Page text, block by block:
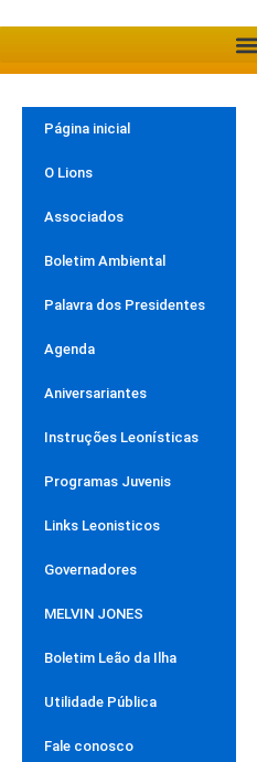
Página inicial
O Lions
Associados
Boletim Ambiental
Palavra dos Presidentes
Agenda
Aniversariantes
Instruções Leonísticas
Programas Juvenis
Links Leonisticos
Governadores
MELVIN JONES
Boletim Leão da Ilha
Utilidade Pública
Fale conosco